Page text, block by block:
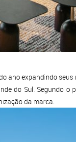
ano expandindo
do Sul. Segundo o
da marca.